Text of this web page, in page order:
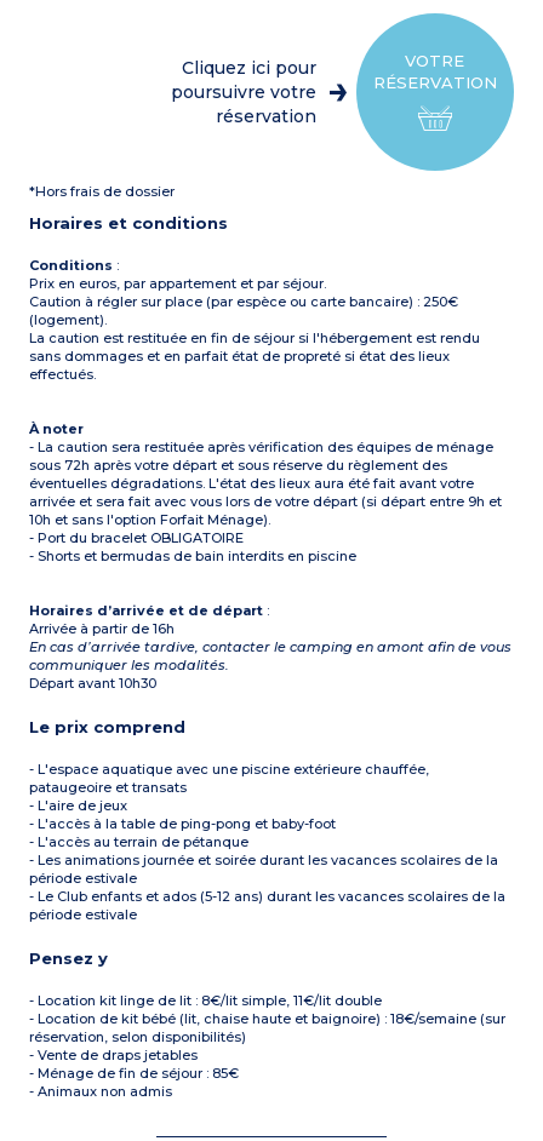
1 chambre avec 2 lits
1 chambre avec 1 lit simple
(80x190) et 1 lit gigogne
Climatisation
avec salon de jardin et 2
Capacité max. 6
personnes
VOTRE
RÉSERVATION
Cliquez ici pour
poursuivre votre
réservation
*Hors frais de dossier
Horaires et conditions
Conditions :
Prix en euros, par appartement et par séjour.
Caution à régler sur place (par espèce ou carte bancaire) : 250€
(logement).
La caution est restituée en fin de séjour si l'hébergement est rendu
sans dommages et en parfait état de propreté si état des lieux
effectués.
À noter
- La caution sera restituée après vérification des équipes de ménage
sous 72h après votre départ et sous réserve du règlement des
éventuelles dégradations. L'état des lieux aura été fait avant votre
arrivée et sera fait avec vous lors de votre départ (si départ entre 9h et
10h et sans l'option Forfait Ménage).
- Port du bracelet OBLIGATOIRE
- Shorts et bermudas de bain interdits en piscine
Horaires d’arrivée et de départ :
Arrivée à partir de 16h
En cas d’arrivée tardive, contacter le camping en amont afin de vous
communiquer les modalités.
Départ avant 10h30
Le prix comprend
- L'espace aquatique avec une piscine extérieure chauffée,
pataugeoire et transats
- L'aire de jeux
- L'accès à la table de ping-pong et baby-foot
- L'accès au terrain de pétanque
- Les animations journée et soirée durant les vacances scolaires de la
période estivale
- Le Club enfants et ados (5-12 ans) durant les vacances scolaires de la
période estivale
Pensez y
- Location kit linge de lit : 8€/lit simple, 11€/lit double
- Location de kit bébé (lit, chaise haute et baignoire) : 18€/semaine (sur
réservation, selon disponibilités)
- Vente de draps jetables
- Ménage de fin de séjour : 85€
- Animaux non admis